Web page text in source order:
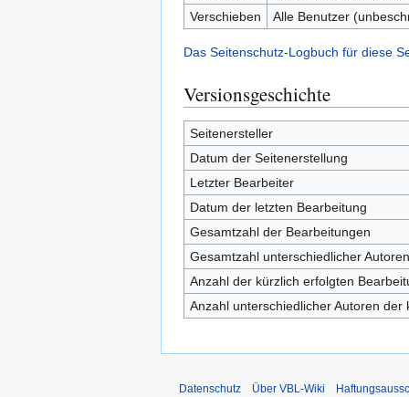
Verschieben
Alle Benutzer
Das Seitenschutz-Logbuch für diese
Versionsgeschichte
Seitenersteller
Datum der Seitenerstellung
Letzter Bearbeiter
Datum der letzten Bearbeitung
Gesamtzahl der Bearbeitungen
Gesamtzahl unterschiedlicher Autoren
Anzahl der kürzlich erfolgten
Anzahl unterschiedlicher Autoren
Datenschutz Über VBL-Wiki